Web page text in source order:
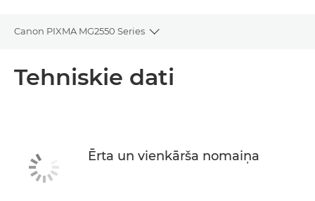
Canon PIXMA MG2550 Series
Toggle breadcrumbs
PĒRCIET TINTI
Tehniskie dati
Ērta un vienkārša nomaiņa